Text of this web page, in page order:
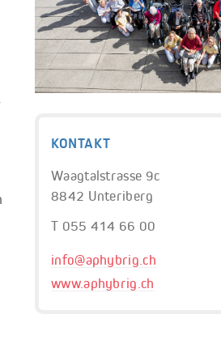
KONTAKT
Waagtalstrasse 9c
8842 Unteriberg
T 055 414 66 00
info@aphybrig.ch
www.aphybrig.ch